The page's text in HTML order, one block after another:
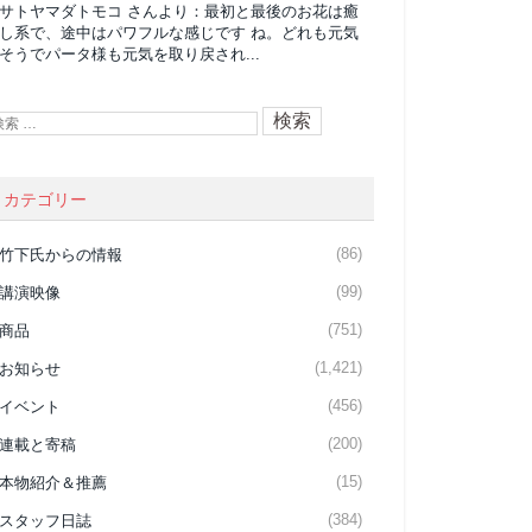
トヤマダトモコ さんより： 最初と最後のお花は癒
系で、途中はパワフルな感じです ね。どれも元気
うでパータ様も元気を取り戻され...
カテゴリー
下氏からの情報 (86)
演映像 (99)
品 (751)
知らせ (1,421)
ベント (456)
載と寄稿 (200)
物紹介＆推薦 (15)
タッフ日誌 (384)